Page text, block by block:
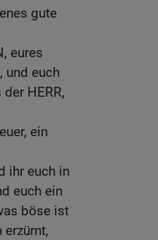
gute
eures
und euch
HERR,
ein
ihr euch in
euch ein
böse ist
erzürnt,